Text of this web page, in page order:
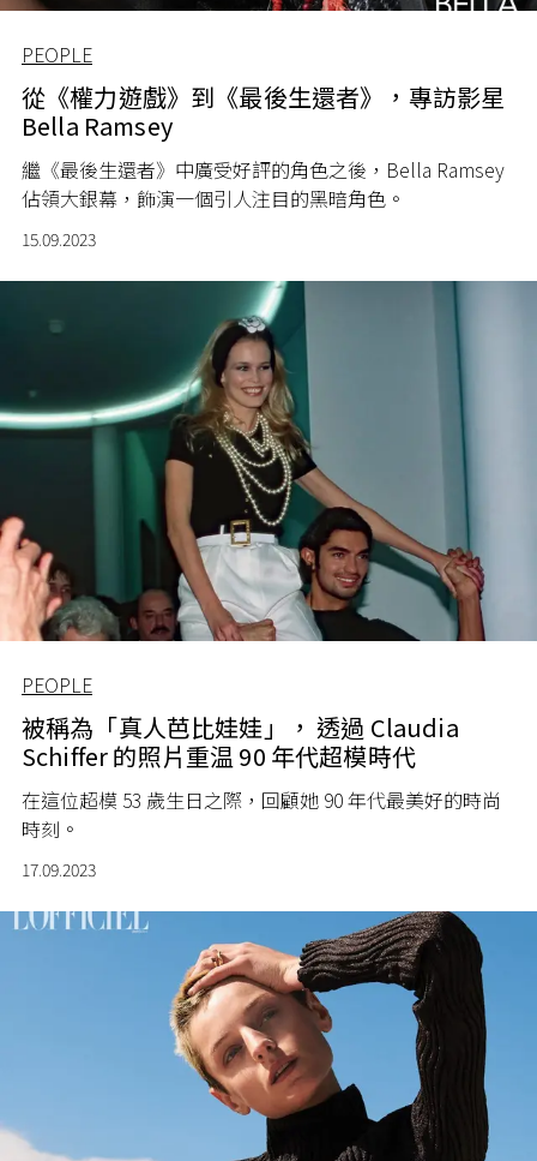
PEOPLE
從《權力遊戲》到《最後生還者》，專訪影星
Bella Ramsey
繼《最後生還者》中廣受好評的角色之後，Bella Ramsey
佔領大銀幕，飾演一個引人注目的黑暗角色。
15.09.2023
PEOPLE
被稱為「真人芭比娃娃」， 透過 Claudia
Schiffer 的照片重温 90 年代超模時代
在這位超模 53 歲生日之際，回顧她 90 年代最美好的時尚
時刻。
17.09.2023